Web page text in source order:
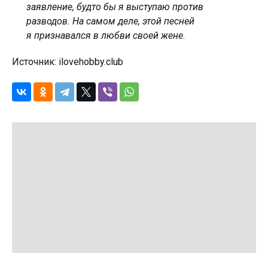
заявление, будто бы я выступаю против
разводов. На самом деле, этой песней
я признавался в любви своей жене.
Источник: ilovehobby.club